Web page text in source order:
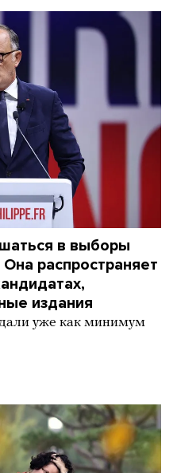
в выборы
распространяет
издания
уже как минимум